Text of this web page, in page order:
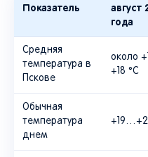
Показатель
август
года
Средняя
температура в
Пскове
около
+18 °C
Обычная
температура
днем